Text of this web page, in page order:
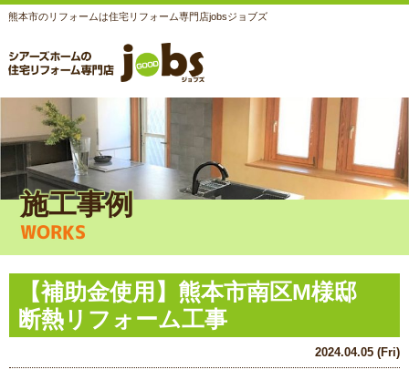
熊本市のリフォームは住宅リフォーム専門店jobsジョブズ
施工事例
WORKS
【補助金使用】熊本市南区M様邸
断熱リフォーム工事
2024.04.05 (Fri)